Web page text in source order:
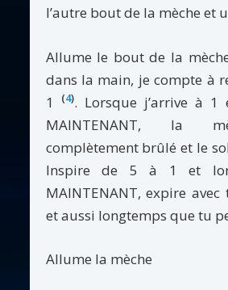
l’autre bout de la mèche et
Allume le bout de la
dans la main, je compte à
1
(4). Lorsque j’arrive à
MAINTENANT, la
complètement brûlé et le
Inspire de 5 à 1 et
MAINTENANT, expire
et aussi longtemps que tu
Allume la mèche